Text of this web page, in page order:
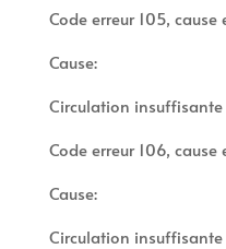
Code erreur 105, cause
Cause:
Circulation insuffisante
Code erreur 106, cause
Cause:
Circulation insuffisante